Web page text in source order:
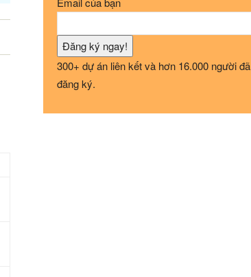
Đăng ký ngay!
300+ dự án liên kết và hơn 16.000 người đã
đăng ký.